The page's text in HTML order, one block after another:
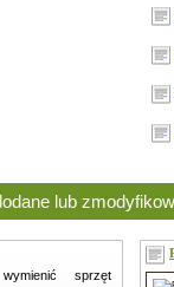
lub
sprzęt